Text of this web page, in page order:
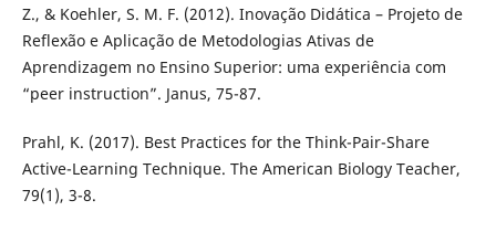
Z., & Koehler, S. M. F. (2012). Inovação Didática – Projeto de
Reflexão e Aplicação de Metodologias Ativas de
Aprendizagem no Ensino Superior: uma experiência com
“peer instruction”. Janus, 75-87.
Prahl, K. (2017). Best Practices for the Think-Pair-Share
Active-Learning Technique. The American Biology Teacher,
79(1), 3-8.